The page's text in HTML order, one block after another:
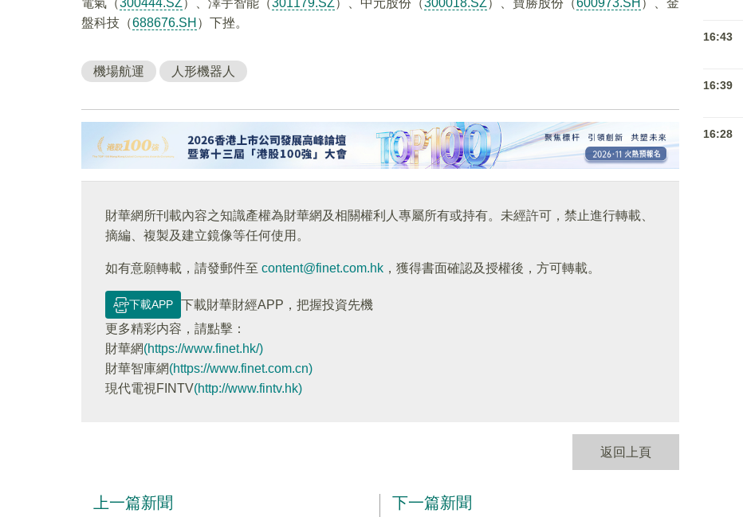
盤科技（688676.SH ）下挫。
機場航運 人形機器人
財華網所刊載內容之知識產權為財華網及相關權利人專屬所有或持有。未經許可，禁止進行轉載、
摘編、複製及建立鏡像等任何使用。
如有意願轉載，請發郵件至 content@finet.com.hk ，獲得書面確認及授權後，方可轉載。
下載APP
下載財華財經APP，把握投資先機
更多精彩内容，請點擊：
財華網(https://www.finet.hk/)
財華智庫網(https://www.finet.com.cn)
現代電視FINTV(http://www.fintv.hk)
返回上頁
上一篇新聞 下一篇新聞
16:43
16:39
16:28